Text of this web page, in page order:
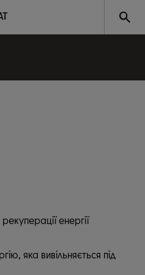
енергії
яка вивільняється під